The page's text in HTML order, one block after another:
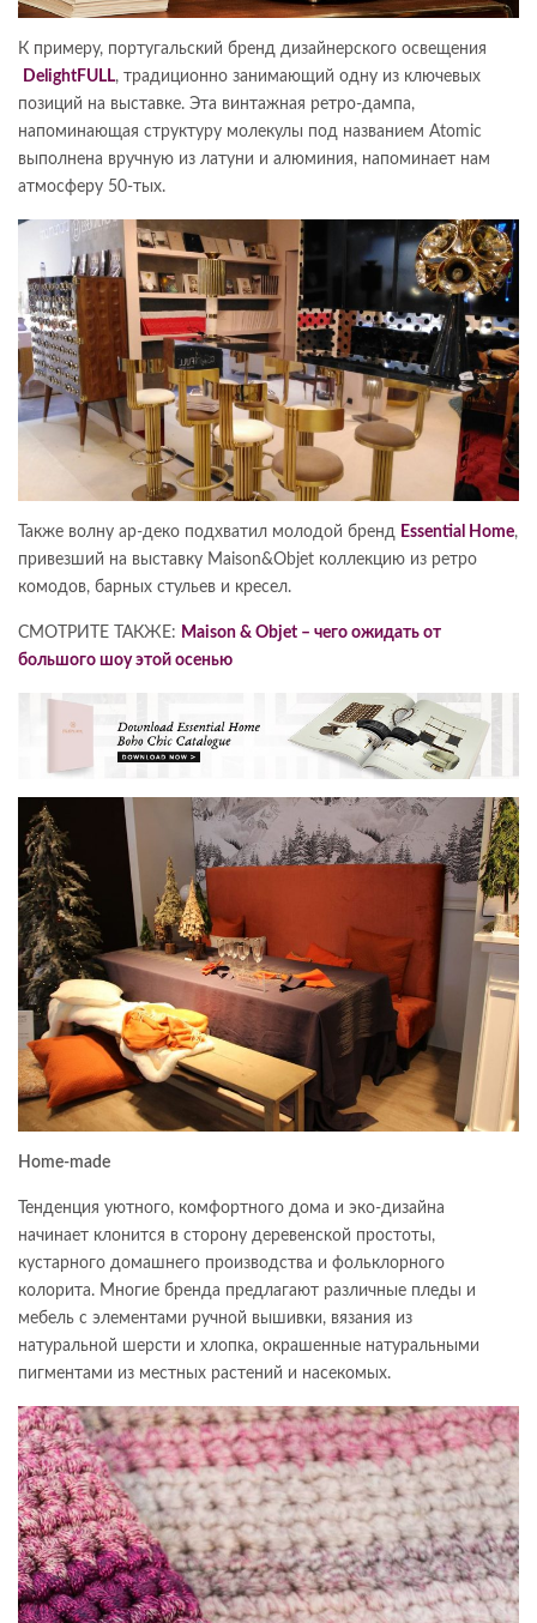
К примеру, португальский бренд дизайнерского освещения
DelightFULL, традиционно занимающий одну из ключевых
позиций на выставке. Эта винтажная ретро-дампа,
напоминающая структуру молекулы под названием Atomic
выполнена вручную из латуни и алюминия, напоминает нам
атмосферу 50-тых.
Также волну ар-деко подхватил молодой бренд Essential Home,
привезший на выставку Maison&Objet коллекцию из ретро
комодов, барных стульев и кресел.
СМОТРИТЕ ТАКЖЕ: Maison & Objet – чего ожидать от
большого шоу этой осенью
Home-made
Тенденция уютного, комфортного дома и эко-дизайна
начинает клонится в сторону деревенской простоты,
кустарного домашнего производства и фольклорного
колорита. Многие бренда предлагают различные пледы и
мебель с элементами ручной вышивки, вязания из
натуральной шерсти и хлопка, окрашенные натуральными
пигментами из местных растений и насекомых.